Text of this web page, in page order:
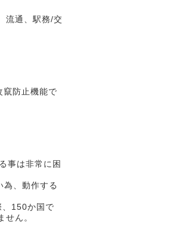
流通、駅務/交
竄防止機能で
事は非常に困
、動作する
150か国で
ん。